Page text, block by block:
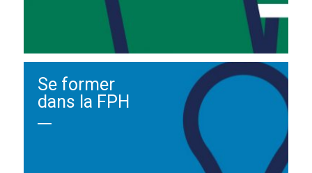
Se former
dans la FPH